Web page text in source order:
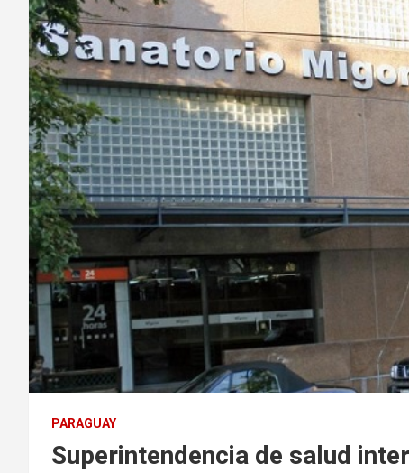
PARAGUAY
Superintendencia de salud